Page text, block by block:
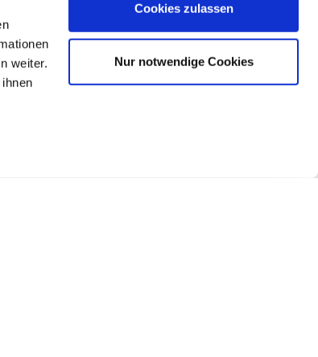
weiter.
Cookies zulassen
Nur notwendige Cookies